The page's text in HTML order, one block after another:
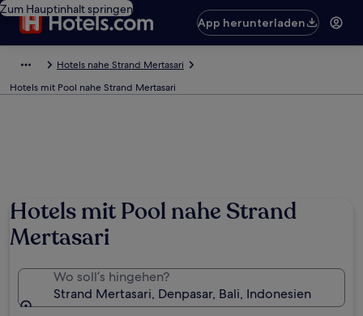
Zum Hauptinhalt springen
App herunterladen
Hotels nahe Strand Mertasari
Hotels mit Pool nahe Strand Mertasari
Hotels mit Pool nahe Strand
Mertasari
Wo soll’s hingehen?
Strand Mertasari, Denpasar, Bali, Indonesien